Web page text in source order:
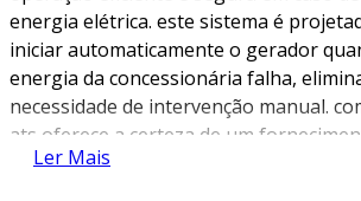
energia elétrica. este sistema é
iniciar automaticamente o gerador
energia da concessionária falha,
necessidade de intervenção manual.
ats oferece a certeza de um
contínuo de energia, reduzindo
Ler Mais